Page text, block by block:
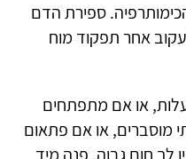
ספירת הדם
אחר תפקוד מוח
שלך עולה מעל 38 מעלות, או אם מתפתחים
מוסברים, או אם פתאום